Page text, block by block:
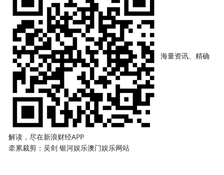
海量资讯、精确
解读，尽在新浪财经APP
牵累裁剪：吴剑 银河娱乐澳门娱乐网站